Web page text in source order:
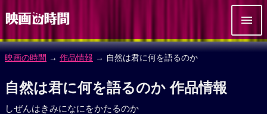
映画の時間 → 作品情報 → 自然は君に何を語るのか
自然は君に何を語るのか 作品情報
しぜんはきみになにをかたるのか